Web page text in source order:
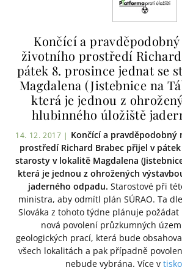
Končící a
životního prostředí
pátek 8. prosince jednat se
Magdalena (Jistebnice na
která je jednou z
hlubinného úložiště
14. 12. 2017 | Končící a
prostředí Richard Brabec přijel v
starosty v lokalitě Magdalena
která je jednou z ohrožených
jaderného odpadu. Starostové při
ministra, aby odmítl plán SÚRAO. Ta
Slováka z tohoto týdne plánuje požádat
nová povolení průzkumných
geologických prací, která bude
všech lokalitách a pak případně
nebude vybrána. Více v